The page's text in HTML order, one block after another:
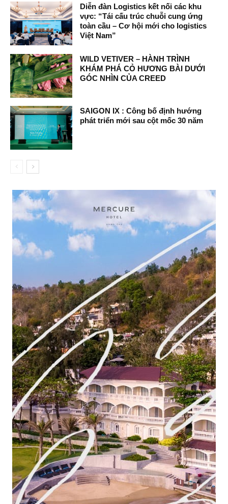
Diễn đàn Logistics kết nối các khu
vực: “Tái cấu trúc chuỗi cung ứng
toàn cầu – Cơ hội mới cho logistics
Việt Nam”
WILD VETIVER – HÀNH TRÌNH
KHÁM PHÁ CỎ HƯƠNG BÀI DƯỚI
GÓC NHÌN CỦA CREED
SAIGON IX : Công bố định hướng
phát triển mới sau cột mốc 30 năm